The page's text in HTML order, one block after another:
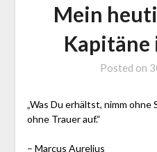
Mein
Kapitäne
Posted on
„Was Du erhältst, nimm ohne
ohne Trauer auf.“
– Marcus Aurelius